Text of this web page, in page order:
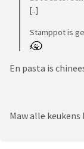
[..]
Stamppot is
En pasta is
Maw alle